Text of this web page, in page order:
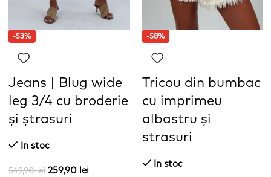
-53%
Jeans | Blug wide
leg 3/4 cu broderie
și ștrasuri
In stoc
549,90lei 259,90 lei
-58%
Tricou din bumbac
cu imprimeu
albastru și
strasuri
In stoc